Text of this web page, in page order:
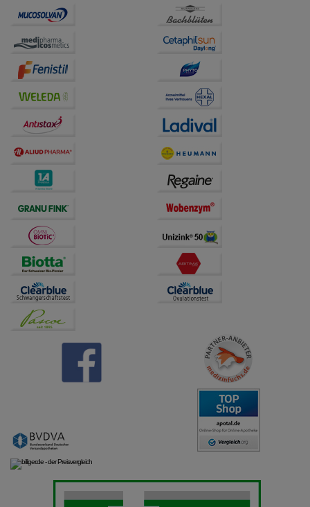
unserer Website sammeln, mit deren Hilfe wir unsere
Website weiter für Sie optimieren können, den Inhalt
Drittseiten möglichst relevant für Sie zu gestalten.
Bitte beachten Sie, dass Daten hierfür teilweise an
Dritte wie z.B. Google oder soziale Medien